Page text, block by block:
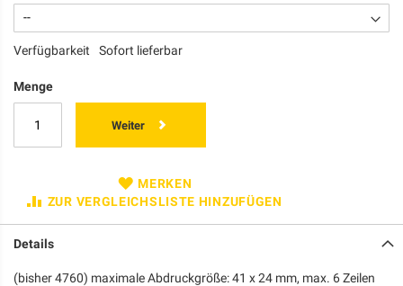
Verfügbarkeit Sofort lieferbar
Menge
Weiter
MERKEN
ZUR VERGLEICHSLISTE HINZUFÜGEN
Details
(bisher 4760) maximale Abdruckgröße: 41 x 24 mm, max. 6 Zeilen